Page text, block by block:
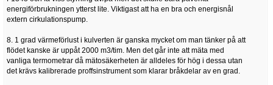
energiförbrukningen ytterst lite. Viktigast att ha en bra och energisnål
extern cirkulationspump.
8. 1 grad värmeförlust i kulverten är ganska mycket om man tänker på att
flödet kanske är uppåt 2000 m3/tim. Men det går inte att mäta med
vanliga termometrar då mätosäkerheten är alldeles för hög i dessa utan
det krävs kalibrerade proffsinstrument som klarar bråkdelar av en grad.